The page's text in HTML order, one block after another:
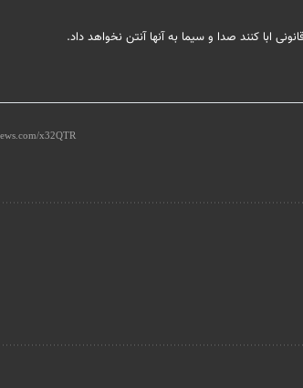
ابا کنند صدا و سیما به آنها آنتن نخواهد داد.